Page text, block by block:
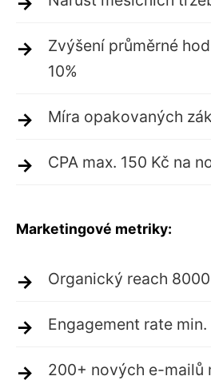
Zvýšení průměrné
10%
Míra opakovaných
CPA max. 150 Kč na
Marketingové metriky:
Organický reach
Engagement rate min.
200+ nových e-mailů